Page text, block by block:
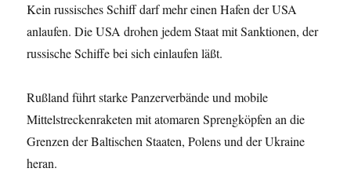
Kein russisches Schiff darf mehr einen Hafen der USA
anlaufen. Die USA drohen jedem Staat mit Sanktionen, der
russische Schiffe bei sich einlaufen läßt.
Rußland führt starke Panzerverbände und mobile
Mittelstreckenraketen mit atomaren Sprengköpfen an die
Grenzen der Baltischen Staaten, Polens und der Ukraine
heran.